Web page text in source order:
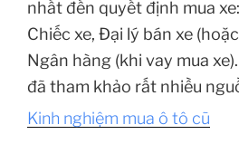
nhất đến quyết định mua
Chiếc xe, Đại lý bán xe
Ngân hàng (khi vay mua
đã tham khảo rất nhiều
Kinh nghiệm mua ô tô cũ